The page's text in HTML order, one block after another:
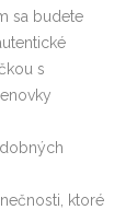
sa budete
s
ktoré